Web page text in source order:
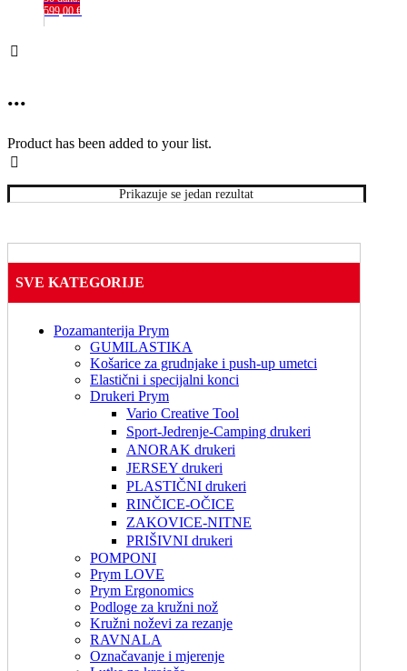
599,00€
...
Product has been added to your list.
Prikazuje se jedan rezultat
SVE KATEGORIJE
Pozamanterija Prym
GUMILASTIKA
Košarice za grudnjake i push-up umetci
Elastični i specijalni konci
Drukeri Prym
Vario Creative Tool
Sport-Jedrenje-Camping drukeri
ANORAK drukeri
JERSEY drukeri
PLASTIČNI drukeri
RINČICE-OČICE
ZAKOVICE-NITNE
PRIŠIVNI drukeri
POMPONI
Prym LOVE
Prym Ergonomics
Podloge za kružni nož
Kružni noževi za rezanje
RAVNALA
Označavanje i mjerenje